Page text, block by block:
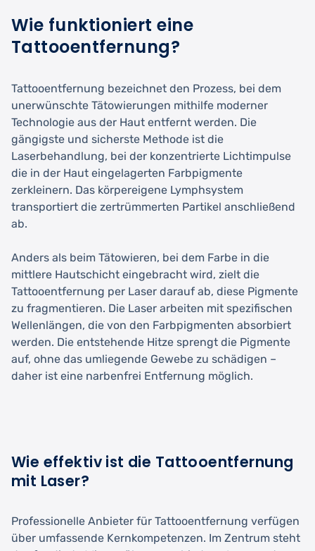
Wie funktioniert eine
Tattooentfernung?
Tattooentfernung bezeichnet den Prozess, bei dem
unerwünschte Tätowierungen mithilfe moderner
Technologie aus der Haut entfernt werden. Die
gängigste und sicherste Methode ist die
Laserbehandlung, bei der konzentrierte Lichtimpulse
die in der Haut eingelagerten Farbpigmente
zerkleinern. Das körpereigene Lymphsystem
transportiert die zertrümmerten Partikel anschließend
ab.
Anders als beim Tätowieren, bei dem Farbe in die
mittlere Hautschicht eingebracht wird, zielt die
Tattooentfernung per Laser darauf ab, diese Pigmente
zu fragmentieren. Die Laser arbeiten mit spezifischen
Wellenlängen, die von den Farbpigmenten absorbiert
werden. Die entstehende Hitze sprengt die Pigmente
auf, ohne das umliegende Gewebe zu schädigen –
daher ist eine narbenfrei Entfernung möglich.
Wie effektiv ist die Tattooentfernung
mit Laser?
Professionelle Anbieter für Tattooentfernung verfügen
über umfassende Kernkompetenzen. Im Zentrum steht